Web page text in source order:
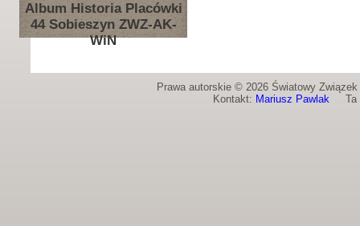
Album Historia Placówki
44 Sobieszyn ZWZ-AK-
WiN
Prawa autorskie © 2026 Światowy
Kontakt: Mariusz PawlakTa